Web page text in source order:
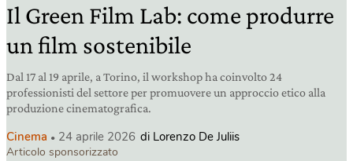
Il Green Film Lab: come produrre
un film sostenibile
Dal 17 al 19 aprile, a Torino, il workshop ha coinvolto 24
professionisti del settore per promuovere un approccio etico alla
produzione cinematografica.
Cinema 24 aprile 2026 di Lorenzo De Juliis
Articolo sponsorizzato